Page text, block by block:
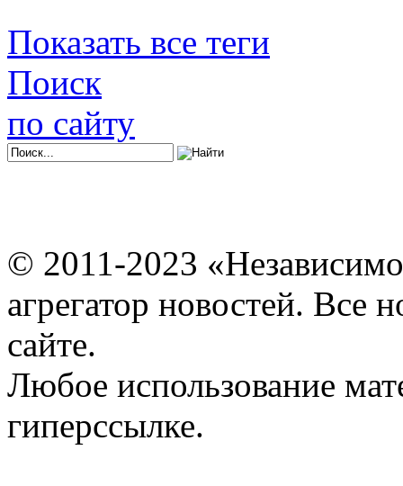
Показать все теги
Поиск
по сайту
© 2011-2023
агрегатор новостей. Все
сайте.
Любое использование
гиперссылке.